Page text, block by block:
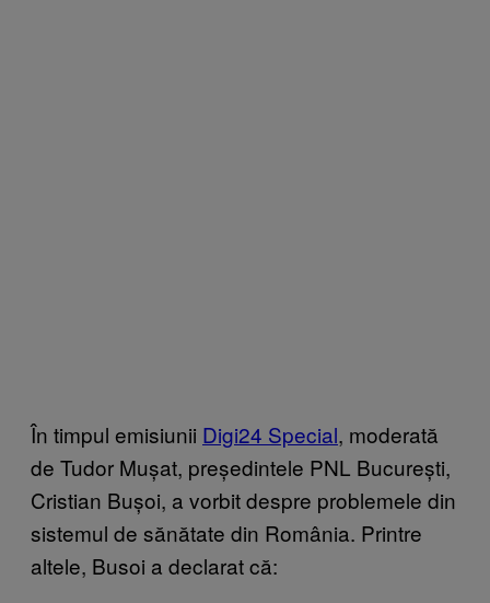
În timpul emisiunii Digi24 Special, moderată
de Tudor Mușat, președintele PNL București,
Cristian Bușoi, a vorbit despre problemele din
sistemul de sănătate din România. Printre
altele, Busoi a declarat că: